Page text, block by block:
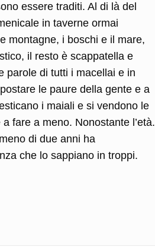
essere traditi. Al di là del
in taverne ormai
montagne, i boschi e il mare,
il resto è scappatella e
parole di tutti i macellai e in
le paure della gente e a
i maiali e si vendono le
fare a meno. Nonostante l’età.
di due anni ha
che lo sappiano in troppi.